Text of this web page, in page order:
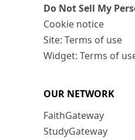
Do Not Sell My
Cookie notice
Site: Terms of use
Widget: Terms of
OUR NETWORK
FaithGateway
StudyGateway